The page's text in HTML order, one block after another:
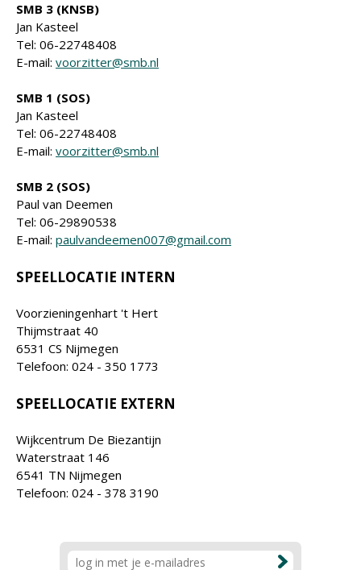
SMB 3 (KNSB)
Jan Kasteel
Tel: 06-22748408
E-mail: voorzitter@smb.nl
SMB 1 (SOS)
Jan Kasteel
Tel: 06-22748408
E-mail: voorzitter@smb.nl
SMB 2 (SOS)
Paul van Deemen
Tel: 06-29890538
E-mail: paulvandeemen007@gmail.com
SPEELLOCATIE INTERN
Voorzieningenhart 't Hert
Thijmstraat 40
6531 CS Nijmegen
Telefoon: 024 - 350 1773
SPEELLOCATIE EXTERN
Wijkcentrum De Biezantijn
Waterstraat 146
6541 TN Nijmegen
Telefoon: 024 - 378 3190